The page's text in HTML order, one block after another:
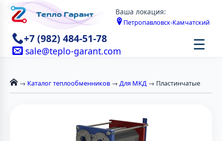
Ваша локация:
Петропавловск-Камчатский
+7 (982) 484-51-78
sale@teplo-garant.com ☰
→ Каталог теплообменников → Для МКД → Пластинчатые